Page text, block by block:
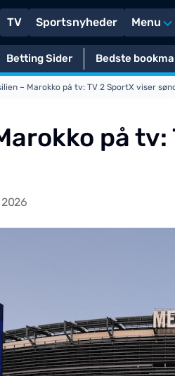
TV Sportsnyheder Menu
Betting Sider Bedste
– Marokko på tv: TV 2 SportX viser
på